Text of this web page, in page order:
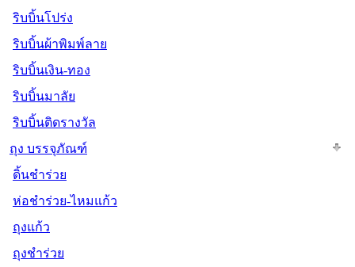
ริบบิ้นโปร่ง
ริบบิ้นผ้าพิมพ์ลาย
ริบบิ้นเงิน-ทอง
ริบบิ้นมาลัย
ริบบิ้นติดรางวัล
ถุง บรรจุภัณฑ์
ดิ้นชำร่วย
ห่อชำร่วย-ไหมแก้ว
ถุงแก้ว
ถุงชำร่วย